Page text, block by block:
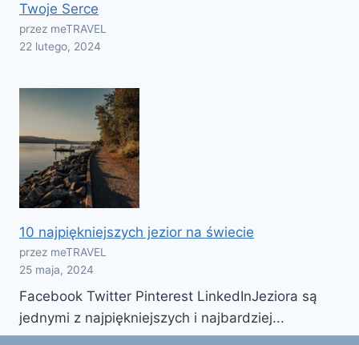
Twoje Serce
przez meTRAVEL
22 lutego, 2024
10 najpiękniejszych jezior na świecie
przez meTRAVEL
25 maja, 2024
Facebook Twitter Pinterest LinkedInJeziora są
jednymi z najpiękniejszych i najbardziej...